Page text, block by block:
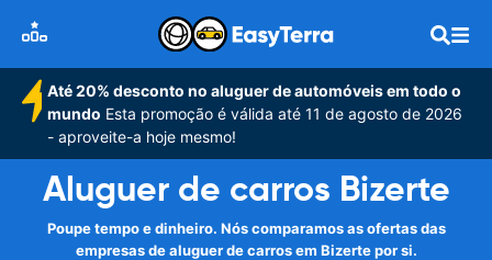
Até 20% desconto no aluguer de automóveis em todo o
mundo Esta promoção é válida até 11 de agosto de 2026
- aproveite-a hoje mesmo!
Aluguer de carros Bizerte
Poupe tempo e dinheiro. Nós comparamos as ofertas das
empresas de aluguer de carros em Bizerte por si.